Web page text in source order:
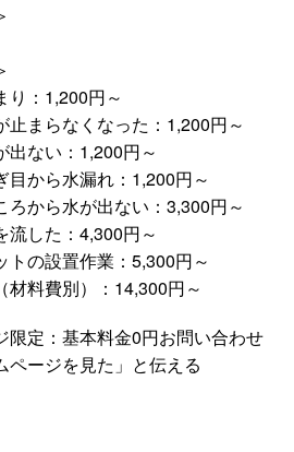
り：1,200円～
止まらなくなった：1,200円～
出ない：1,200円～
目から水漏れ：1,200円～
ろから水が出ない：3,300円～
流した：4,300円～
トの設置作業：5,300円～
材料費別）：14,300円～
限定：基本料金0円お問い合わせ
ページを見た」と伝える